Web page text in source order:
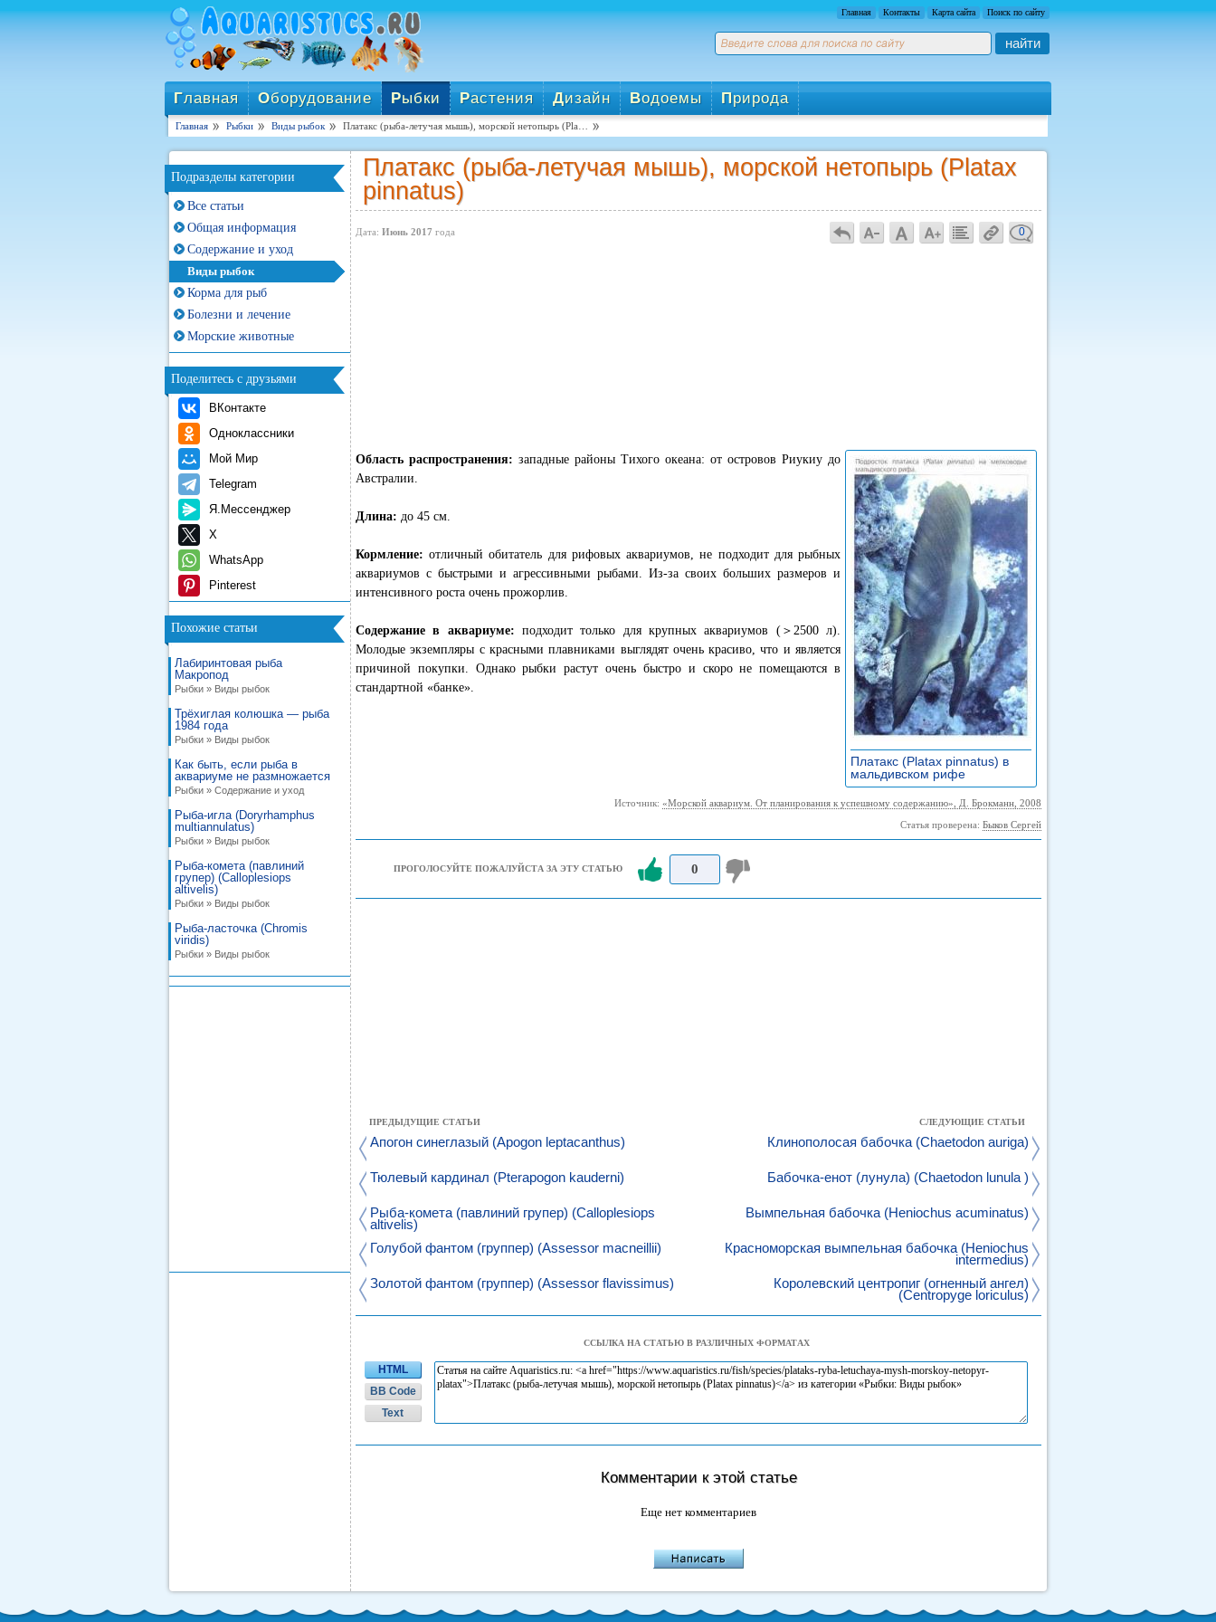
Главная Контакты Карта сайта Поиск по сайту
найти
Главная Оборудование Рыбки Растения Дизайн Водоемы Природа
Главная Рыбки Виды рыбок Платакс (рыба-летучая мышь), морской нетопырь (Pla…
Подразделы категории
Все статьи
Общая информация
Содержание и уход
Виды рыбок
Корма для рыб
Болезни и лечение
Морские животные
Поделитесь с друзьями
ВКонтакте
Одноклассники
Мой Мир
Telegram
Я.Мессенджер
X
WhatsApp
Pinterest
Похожие статьи
Лабиринтовая рыба
Макропод
Рыбки » Виды рыбок
Трёхиглая колюшка — рыба
1984 года
Рыбки » Виды рыбок
Как быть, если рыба в
аквариуме не размножается
Рыбки » Содержание и уход
Рыба-игла (Doryrhamphus
multiannulatus)
Рыбки » Виды рыбок
Рыба-комета (павлиний
групер) (Calloplesiops
altivelis)
Рыбки » Виды рыбок
Рыба-ласточка (Chromis
viridis)
Рыбки » Виды рыбок
Платакс (рыба-летучая мышь), морской нетопырь (Platax
pinnatus)
Дата: Июнь 2017 года 0
Платакс (Platax pinnatus) в
мальдивском рифе
Область распространения: западные районы Тихого океана: от островов Риукиу до
Австралии.
Длина: до 45 см.
Кормление: отличный обитатель для рифовых аквариумов, не подходит для рыбных
аквариумов с быстрыми и агрессивными рыбами. Из-за своих больших размеров и
интенсивного роста очень прожорлив.
Содержание в аквариуме: подходит только для крупных аквариумов (＞2500 л).
Молодые экземпляры с красными плавниками выглядят очень красиво, что и является
причиной покупки. Однако рыбки растут очень быстро и скоро не помещаются в
стандартной «банке».
Источник: «Морской аквариум. От планирования к успешному содержанию», Д. Брокманн, 2008
Статья проверена: Быков Сергей
ПРОГОЛОСУЙТЕ ПОЖАЛУЙСТА ЗА ЭТУ СТАТЬЮ 0
ПРЕДЫДУЩИЕ СТАТЬИ
Апогон синеглазый (Apogon leptacanthus)
Тюлевый кардинал (Pterapogon kauderni)
Рыба-комета (павлиний групер) (Calloplesiops
altivelis)
Голубой фантом (группер) (Assessor macneillii)
Золотой фантом (группер) (Assessor flavissimus)
СЛЕДУЮЩИЕ СТАТЬИ
Клинополосая бабочка (Chaetodon auriga)
Бабочка-енот (лунула) (Chaetodon lunula )
Вымпельная бабочка (Heniochus acuminatus)
Красноморская вымпельная бабочка (Heniochus
intermedius)
Королевский центропиг (огненный ангел)
(Centropyge loriculus)
ССЫЛКА НА СТАТЬЮ В РАЗЛИЧНЫХ ФОРМАТАХ
HTML
BB Code
Text
Комментарии к этой статье
Еще нет комментариев